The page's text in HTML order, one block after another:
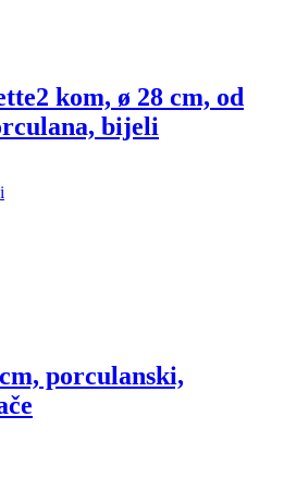
2 kom, ø 28 cm, od
bijeli
porculanski,